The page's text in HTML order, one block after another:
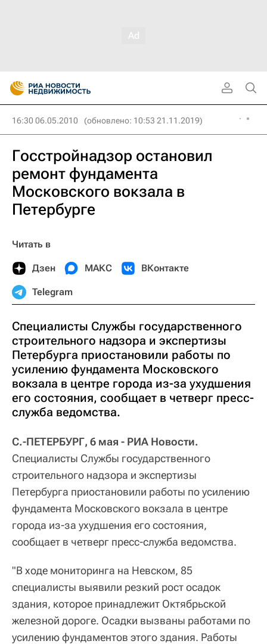
16:30 06.05.2010 (обновлено: 10:53 21.11.2019)
Госстройнадзор остановил
ремонт фундамента
Московского вокзала в
Петербурге
Читать в
Дзен МАКС ВКонтакте
Telegram
Специалисты Службы государственного
строительного надзора и экспертизы
Петербурга приостановили работы по
усилению фундамента Московского
вокзала в центре города из-за ухудшения
его состояния, сообщает в четверг пресс-
служба ведомства.
С.-ПЕТЕРБУРГ, 6 мая - РИА Новости.
Специалисты Службы государственного
строительного надзора и экспертизы
Петербурга приостановили работы по усилению
фундамента Московского вокзала в центре
города из-за ухудшения его состояния,
сообщает в четверг пресс-служба ведомства.
"В ходе мониторинга на Невском, 85
специалисты выявили резкий рост осадок
здания, которое принадлежит Октябрьской
железной дороге. Осадки вызваны работами по
усилению фундаментов этого здания. Работы